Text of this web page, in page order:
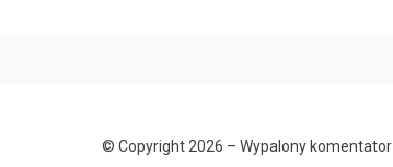
© Copyright 2026 – Wypalony komentator